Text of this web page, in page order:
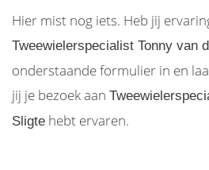
Hier mist nog iets. Heb jij
Tweewielerspecialist Tonny van
onderstaande formulier in en
jij je bezoek aan
Sligte hebt ervaren.